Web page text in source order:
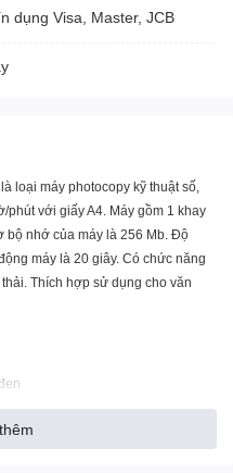
dụng Visa, Master, JCB
là loại máy photocopy kỹ thuật số,
phút với giấy A4. Máy gồm 1 khay
bộ nhớ của máy là 256 Mb. Độ
máy là 20 giây. Có chức năng
Thích hợp sử dụng cho văn